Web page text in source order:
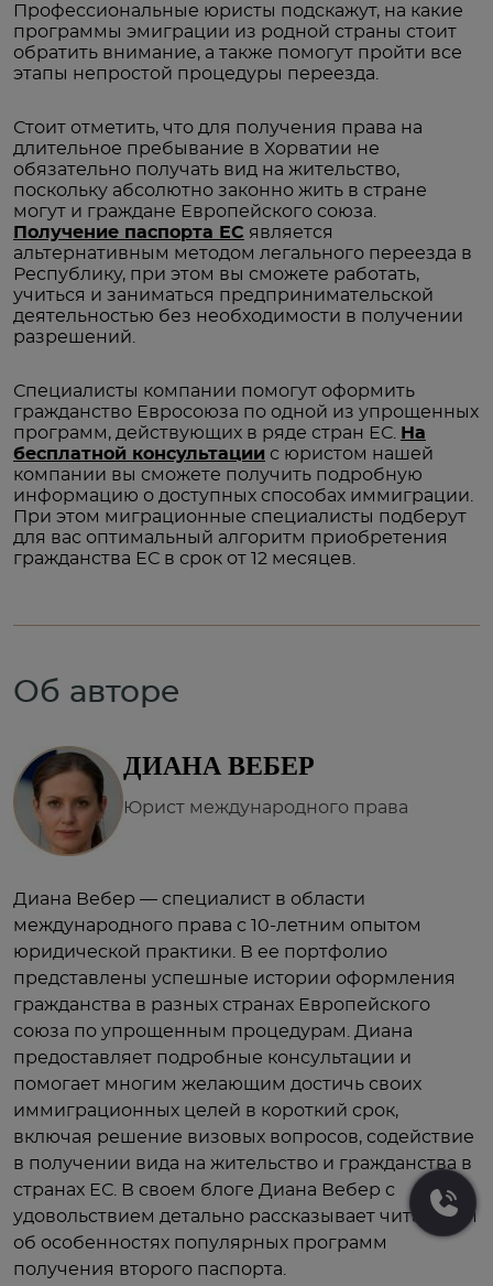
Профессиональные юристы подскажут, на какие
программы эмиграции из родной страны стоит
обратить внимание, а также помогут пройти все
этапы непростой процедуры переезда.
Стоит отметить, что для получения права на
длительное пребывание в Хорватии не
обязательно получать вид на жительство,
поскольку абсолютно законно жить в стране
могут и граждане Европейского союза.
Получение паспорта ЕС является
альтернативным методом легального переезда в
Республику, при этом вы сможете работать,
учиться и заниматься предпринимательской
деятельностью без необходимости в получении
разрешений.
Специалисты компании помогут оформить
гражданство Евросоюза по одной из упрощенных
программ, действующих в ряде стран ЕС.
На
бесплатной консультации с юристом нашей
компании вы сможете получить подробную
информацию о доступных способах иммиграции.
При этом миграционные специалисты подберут
для вас оптимальный алгоритм приобретения
гражданства ЕС в срок от 12 месяцев.
Об авторе
ДИАНА ВЕБЕР
Юрист международного права
Диана Вебер — специалист в области
международного права с 10-летним опытом
юридической практики. В ее портфолио
представлены успешные истории оформления
гражданства в разных странах Европейского
союза по упрощенным процедурам. Диана
предоставляет подробные консультации и
помогает многим желающим достичь своих
иммиграционных целей в короткий срок,
включая решение визовых вопросов, содействие
в получении вида на жительство и гражданства в
странах ЕС. В своем блоге Диана Вебер с
удовольствием детально рассказывает читателям
об особенностях популярных программ
получения второго паспорта.